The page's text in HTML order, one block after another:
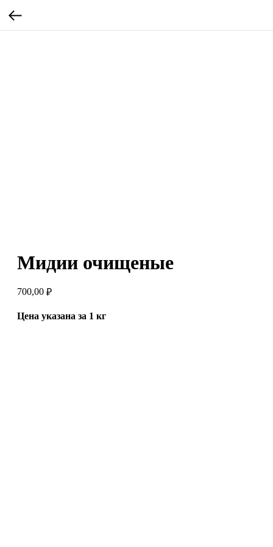
Мидии очищеные
700,00 ₽
Цена указана за 1 кг